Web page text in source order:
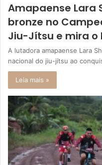
Amapaense Lara
bronze no
Jiu-Jítsu e mira o
A lutadora amapaense Lara
nacional do jiu-jítsu ao
Leia mais »